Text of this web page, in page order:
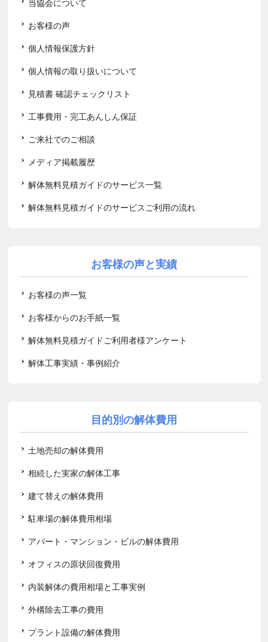
当協会について
お客様の声
個人情報保護方針
個人情報の取り扱いについて
見積書 確認チェックリスト
工事費用・完工あんしん保証
ご来社でのご相談
メディア掲載履歴
解体無料見積ガイドのサービス一覧
解体無料見積ガイドのサービスご利用の流れ
お客様の声と実績
お客様の声一覧
お客様からのお手紙一覧
解体無料見積ガイドご利用者様アンケート
解体工事実績・事例紹介
目的別の解体費用
土地売却の解体費用
相続した実家の解体工事
建て替えの解体費用
駐車場の解体費用相場
アパート・マンション・ビルの解体費用
オフィスの原状回復費用
内装解体の費用相場と工事実例
外構除去工事の費用
プラント設備の解体費用